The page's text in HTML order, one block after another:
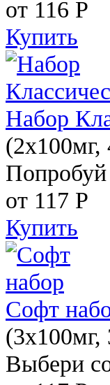
от 116 Р
Купить
Набор
(2x100мг,
Попробуй
от 117 Р
Купить
Софт
(3x100мг,
Выбери